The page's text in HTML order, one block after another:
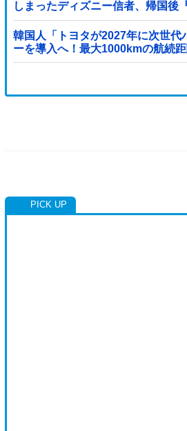
しまったディズニー信者、帰国後
態に
韓国人「トヨタが2027年に次世代
ーを導入へ！最大1000kmの航続
指す」